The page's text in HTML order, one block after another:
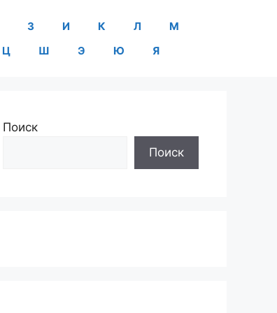
З И К Л
М
Ц Ш Э Ю Я
Поиск
Поиск